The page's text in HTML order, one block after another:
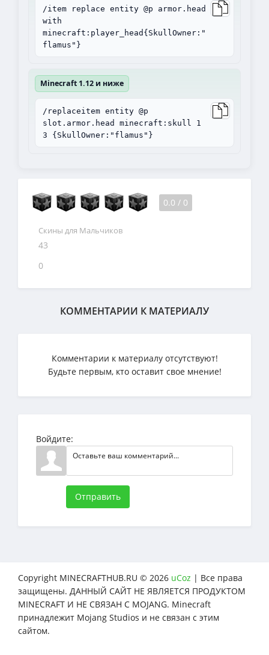
/item replace entity @p armor.head
with
minecraft:player_head{SkullOwner:"
flamus"}
Minecraft 1.12 и ниже
/replaceitem entity @p
slot.armor.head minecraft:skull 1
3 {SkullOwner:"flamus"}
0.0 / 0
Скины для Мальчиков
43
0
КОММЕНТАРИИ К МАТЕРИАЛУ
Комментарии к материалу отсутствуют!
Будьте первым, кто оставит свое мнение!
Войдите:
Отправить
Copyright MINECRAFTHUB.RU © 2026 uCoz | Все права
защищены. ДАННЫЙ САЙТ НЕ ЯВЛЯЕТСЯ ПРОДУКТОМ
MINECRAFT И НЕ СВЯЗАН С MOJANG. Minecraft
принадлежит Mojang Studios и не связан с этим
сайтом.